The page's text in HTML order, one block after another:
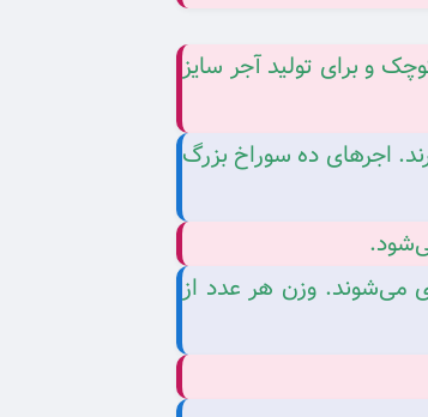
کوچک و برای تولید آجر سایز
اجرهای ده سوراخ بزرگ
گرم است و بصورت بسته‌های 14 تا 16 عددی بسته بندی می‌شوند. وزن هر عدد از